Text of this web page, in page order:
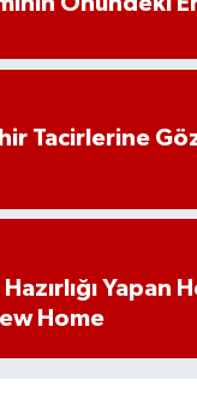
Tacirlerine
Yapan
Home